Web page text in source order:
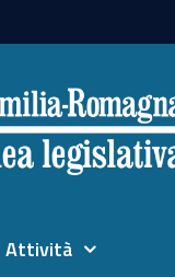
Attività